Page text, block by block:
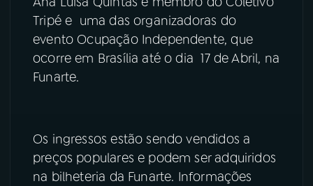
07ÚLTIMAS
08FESTIVAL DE MÚSICA
YouTube Facebook
Instagram X
Tripé e uma das organizadoras do
evento Ocupação Independente, que
ocorre em Brasília até o dia 17 de Abril, na
Funarte.
Os ingressos estão sendo vendidos a
preços populares e podem ser adquiridos
na bilheteria da Funarte. Informações